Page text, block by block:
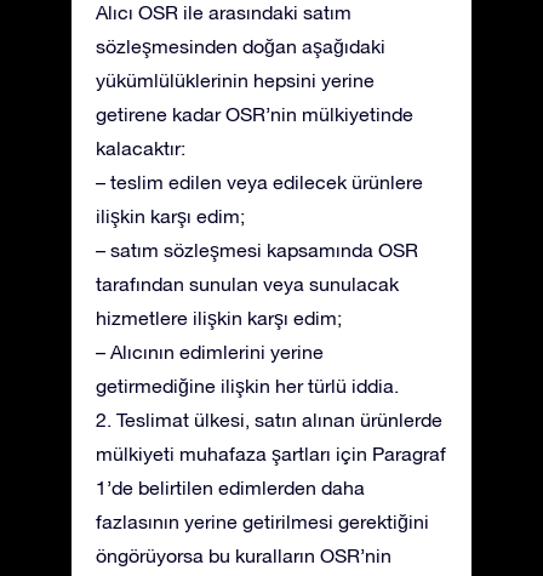
Alıcı OSR ile arasındaki satım
sözleşmesinden doğan aşağıdaki
yükümlülüklerinin hepsini yerine
getirene kadar OSR’nin mülkiyetinde
kalacaktır:
– teslim edilen veya edilecek ürünlere
ilişkin karşı edim;
– satım sözleşmesi kapsamında OSR
tarafından sunulan veya sunulacak
hizmetlere ilişkin karşı edim;
– Alıcının edimlerini yerine
getirmediğine ilişkin her türlü iddia.
2. Teslimat ülkesi, satın alınan ürünlerde
mülkiyeti muhafaza şartları için Paragraf
1’de belirtilen edimlerden daha
fazlasının yerine getirilmesi gerektiğini
öngörüyorsa bu kuralların OSR’nin